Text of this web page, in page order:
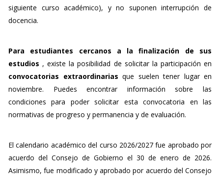
siguiente curso académico), y no suponen interrupción de
docencia.
Para estudiantes cercanos a la finalización de sus
estudios , existe la posibilidad de solicitar la participación en
convocatorias extraordinarias que suelen tener lugar en
noviembre. Puedes encontrar información sobre las
condiciones para poder solicitar esta convocatoria en las
normativas de progreso y permanencia y de evaluación.
El calendario académico del curso 2026/2027 fue aprobado por
acuerdo del Consejo de Gobierno el 30 de enero de 2026.
Asimismo, fue modificado y aprobado por acuerdo del Consejo